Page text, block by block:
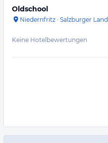
Oldschool
Niedernfritz · Salzburger Land
Keine Hotelbewertungen